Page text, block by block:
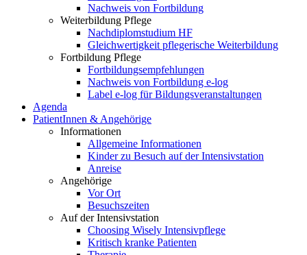
Nachweis von Fortbildung
Weiterbildung Pflege
Nachdiplomstudium HF
Gleichwertigkeit pflegerische Weiterbildung
Fortbildung Pflege
Fortbildungsempfehlungen
Nachweis von Fortbildung e-log
Label e-log für Bildungsveranstaltungen
Agenda
PatientInnen & Angehörige
Informationen
Allgemeine Informationen
Kinder zu Besuch auf der Intensivstation
Anreise
Angehörige
Vor Ort
Besuchszeiten
Auf der Intensivstation
Choosing Wisely Intensivpflege
Kritisch kranke Patienten